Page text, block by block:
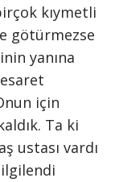
kıymetli
götürmezse
yanına
için
Ta ki
ustası vardı
ilgilendi